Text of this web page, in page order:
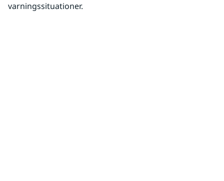
varningssituationer.